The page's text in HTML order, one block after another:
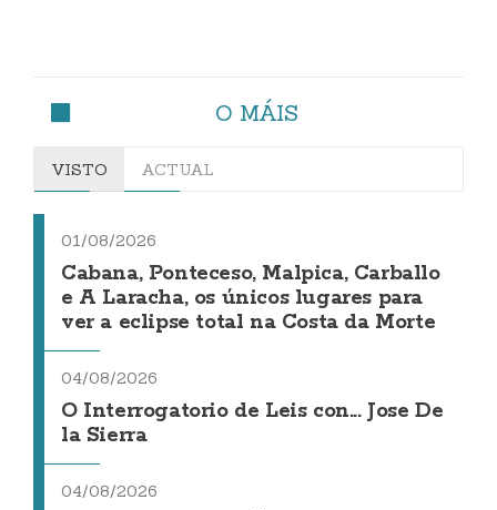
O MÁIS
VISTO ACTUAL
01/08/2026
Cabana, Ponteceso, Malpica, Carballo
e A Laracha, os únicos lugares para
ver a eclipse total na Costa da Morte
04/08/2026
O Interrogatorio de Leis con... Jose De
la Sierra
04/08/2026